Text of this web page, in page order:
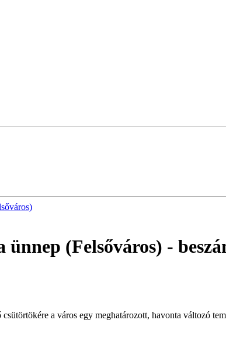
(Felsőváros) -
a város egy meghatározott, havonta változó